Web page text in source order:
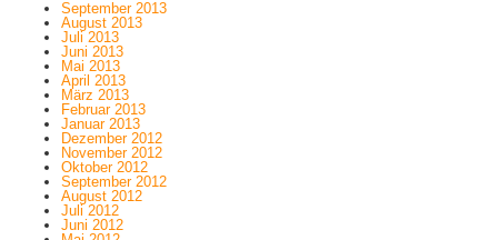
September 2013
August 2013
Juli 2013
Juni 2013
Mai 2013
April 2013
März 2013
Februar 2013
Januar 2013
Dezember 2012
November 2012
Oktober 2012
September 2012
August 2012
Juli 2012
Juni 2012